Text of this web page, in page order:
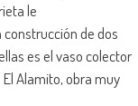
le
de dos
es el vaso colector
Alamito, obra muy